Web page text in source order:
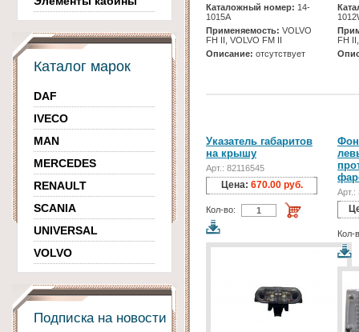
Каталог марок
DAF
IVECO
MAN
MERCEDES
RENAULT
SCANIA
UNIVERSAL
VOLVO
Подписка на новости
Каталожный номер: 14-
1015A
Применяемость: VOLVO
FH II, VOLVO FM II
Описание: отсутствует
FH
Указатель габаритов
на крышу
Арт.: 82116545
Цена: 670.00 руб.
Кол-во:
Арт.:
Кол-